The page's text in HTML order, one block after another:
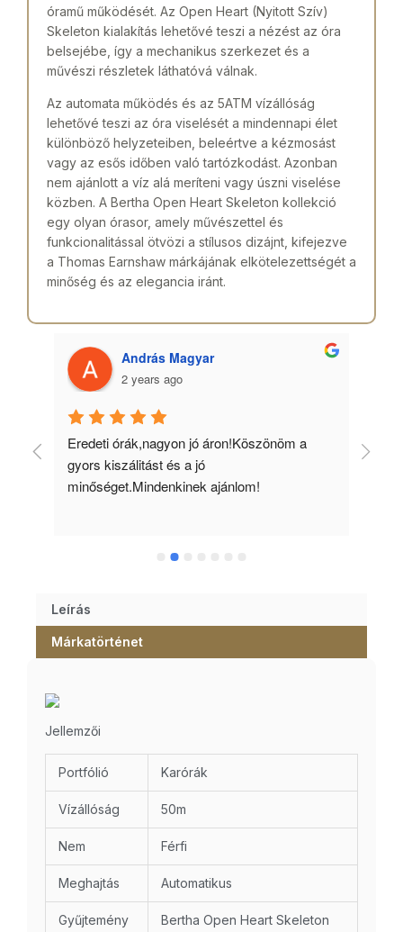
óramű működését. Az Open Heart (Nyitott Szív)
Skeleton kialakítás lehetővé teszi a nézést az óra
belsejébe, így a mechanikus szerkezet és a
művészi részletek láthatóvá válnak.
Az automata működés és az 5ATM vízállóság
lehetővé teszi az óra viselését a mindennapi élet
különböző helyzeteiben, beleértve a kézmosást
vagy az esős időben való tartózkodást. Azonban
nem ajánlott a víz alá meríteni vagy úszni viselése
közben. A Bertha Open Heart Skeleton kollekció
egy olyan órasor, amely művészettel és
funkcionalitással ötvözi a stílusos dizájnt, kifejezve
a Thomas Earnshaw márkájának elkötelezettségét a
minőség és az elegancia iránt.
András Magyar
2 years ago
Eredeti órák,nagyon jó áron!Köszönöm a
gyors kiszálitást és a jó
minőséget.Mindenkinek ajánlom!
Leírás
Márkatörténet
Jellemzői
Portfólió Karórák
Vízállóság 50m
Nem Férfi
Meghajtás Automatikus
Gyűjtemény Bertha Open Heart Skeleton